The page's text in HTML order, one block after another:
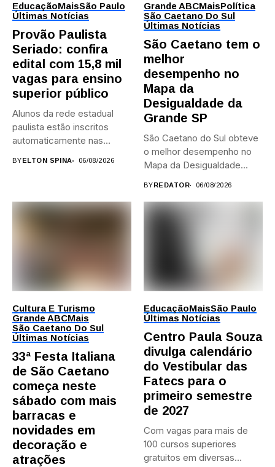
EducaçãoMaisSão Paulo
Últimas Notícias
Provão Paulista
Seriado: confira
edital com 15,8 mil
vagas para ensino
superior público
Alunos da rede estadual
paulista estão inscritos
automaticamente nas
BYELTON SPINA 06/08/2026
Grande ABCMaisPolítica
São Caetano Do Sul
Últimas Notícias
São Caetano tem o
melhor
desempenho no
Mapa da
Desigualdade da
Grande SP
São Caetano do Sul obteve
o melhor desempenho no
Mapa da Desigualdade...
BYREDATOR 06/08/2026
Cultura E Turismo
Grande ABCMais
São Caetano Do Sul
Últimas Notícias
33ª Festa Italiana
de São Caetano
começa neste
sábado com mais
barracas e
novidades em
decoração e
atrações
EducaçãoMaisSão Paulo
Últimas Notícias
Centro Paula Souza
divulga calendário
do Vestibular das
Fatecs para o
primeiro semestre
de 2027
Com vagas para mais de
100 cursos superiores
gratuitos em diversas